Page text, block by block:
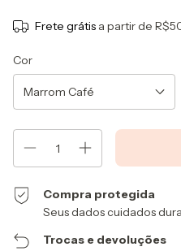
Frete grátis a partir de
Cor
Compra protegida
Seus dados cuidados
Trocas e devoluções